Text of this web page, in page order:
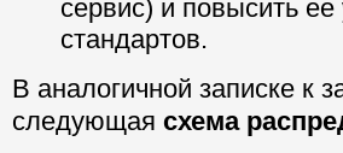
сервис) и повысить
стандартов.
В аналогичной записке к
следующая схема